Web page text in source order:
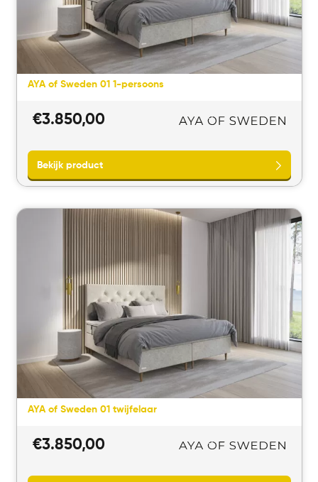
AYA of Sweden 01 1-persoons
€3.850,00
Bekijk product
AYA of Sweden 01 twijfelaar
€3.850,00